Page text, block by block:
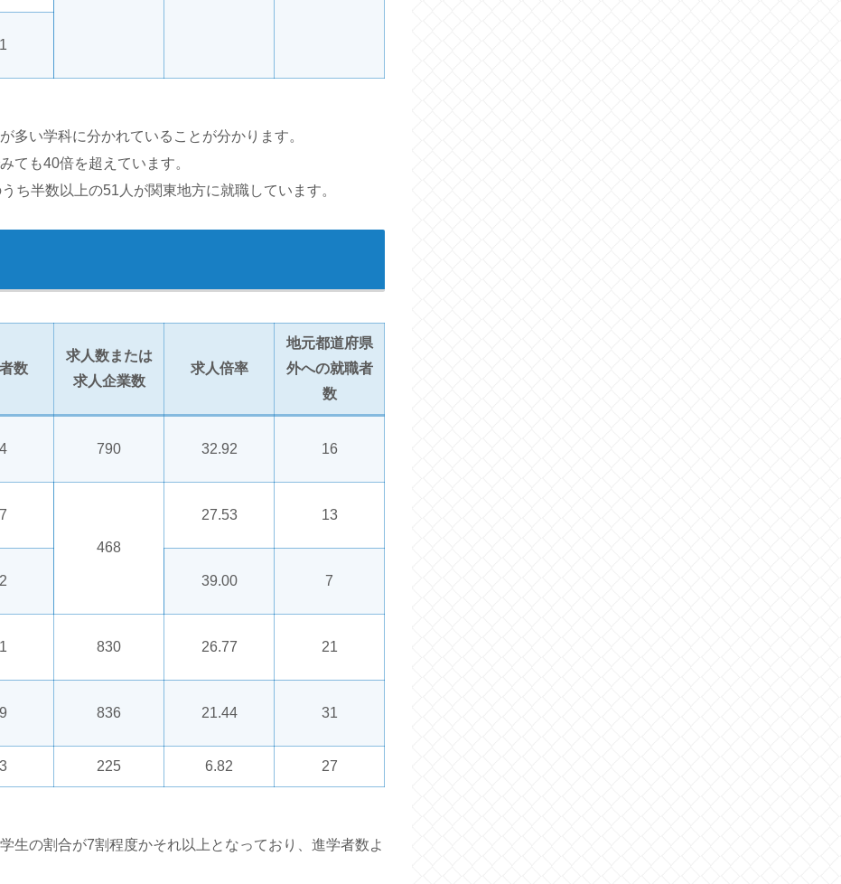
多い学科に分かれていることが分かります。
ても40倍を超えています。
ち半数以上の51人が関東地方に就職しています。
数
求人数または
求人企業数
求人倍率
地元都道府県
外への就職者
数
790 32.92 16
468
27.53 13
39.00 7
830 26.77 21
836 21.44 31
225 6.82 27
生の割合が7割程度かそれ以上となっており、進学者数よ